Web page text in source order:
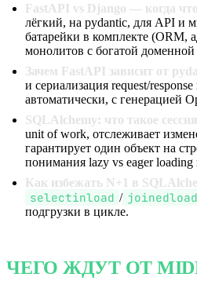
FastAPI vs Django — когда
лёгкий, на pydantic, для API и
батарейки в комплекте (ORM,
монолитов с богатой доменной
Зачем FastAPI зависит от
и сериализация request/
автоматически, с генерацией
SQLAlchemy: что такое
unit of work, отслеживает
гарантирует один объект на
понимания lazy vs eager
Как избежать N+1 в
selectinload / joinedload
подгрузки в цикле.
ЧЕГО ЖДУТ ОТ